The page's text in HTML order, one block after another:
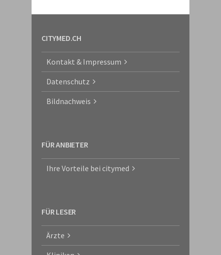
CITYMED.CH
Kontakt & Impressum
Datenschutz
Bildnachweis
FÜR ANBIETER
Ihre Vorteile bei citymed
FÜR LESER
Ärzte